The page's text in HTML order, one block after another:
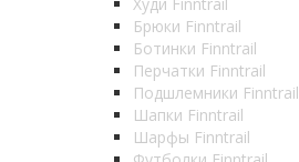
Брюки Finntrail
Ботинки Finntrail
Перчатки Finntrail
Подшлемники Finntrail
Шапки Finntrail
Шарфы Finntrail